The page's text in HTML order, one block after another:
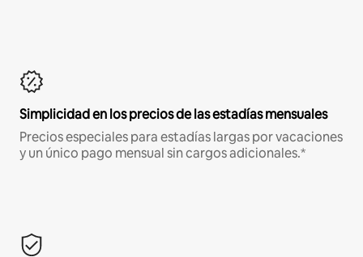
Simplicidad en los precios de las estadías mensuales
Precios especiales para estadías largas por vacaciones
y un único pago mensual sin cargos adicionales.*